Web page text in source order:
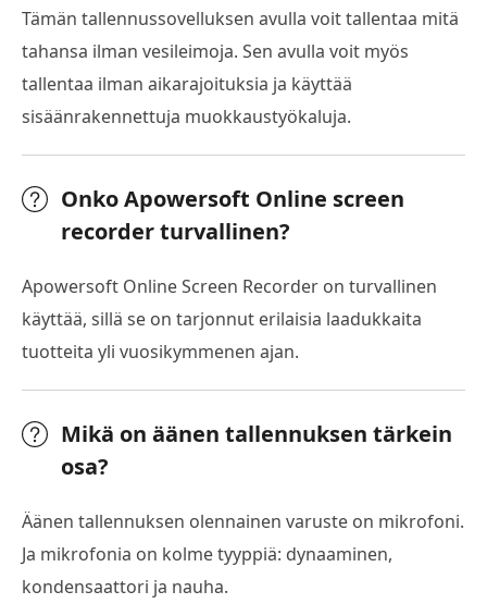
Tämän tallennussovelluksen avulla voit tallentaa mitä
tahansa ilman vesileimoja. Sen avulla voit myös
tallentaa ilman aikarajoituksia ja käyttää
sisäänrakennettuja muokkaustyökaluja.
Onko Apowersoft Online screen
recorder turvallinen?
Apowersoft Online Screen Recorder on turvallinen
käyttää, sillä se on tarjonnut erilaisia laadukkaita
tuotteita yli vuosikymmenen ajan.
Mikä on äänen tallennuksen tärkein
osa?
Äänen tallennuksen olennainen varuste on mikrofoni.
Ja mikrofonia on kolme tyyppiä: dynaaminen,
kondensaattori ja nauha.